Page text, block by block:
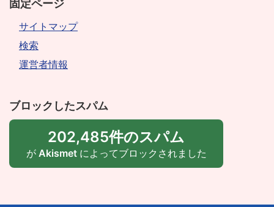
固定ページ
サイトマップ
検索
運営者情報
ブロックしたスパム
202,485件のスパム
が Akismetによってブロックされました